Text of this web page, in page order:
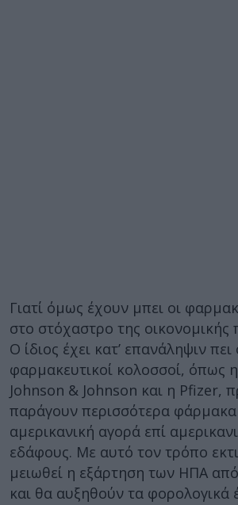
Γιατί όμως έχουν μπει οι
στο στόχαστρο της οικονομικής
Ο ίδιος έχει κατ’ επανάληψιν πει
φαρμακευτικοί κολοσσοί, όπως
Johnson & Johnson και η Pfizer,
παράγουν περισσότερα φάρμακα
αμερικανική αγορά επί
εδάφους. Με αυτό τον τρόπο
μειωθεί η εξάρτηση των ΗΠΑ
και θα αυξηθούν τα φορολογικά